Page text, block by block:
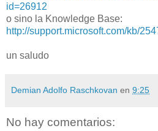
id=26912
o sino la Knowledge Base:
http://support.microsoft.com/kb/
un saludo
Demian Adolfo Raschkovan en 9:25
No hay comentarios: